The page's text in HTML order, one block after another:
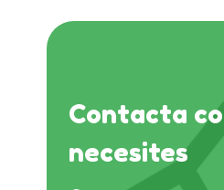
Contacta
necesites